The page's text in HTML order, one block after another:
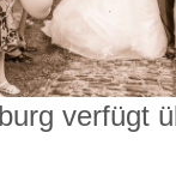
verfügt